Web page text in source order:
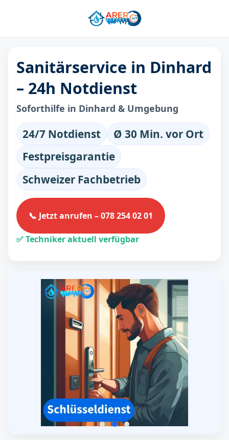
Sanitärservice in Dinhard
– 24h Notdienst
Soforthilfe in Dinhard & Umgebung
24/7 Notdienst
Ø 30 Min. vor Ort
Festpreisgarantie
Schweizer Fachbetrieb
📞 Jetzt anrufen – 078 254 02 01
✅ Techniker aktuell verfügbar